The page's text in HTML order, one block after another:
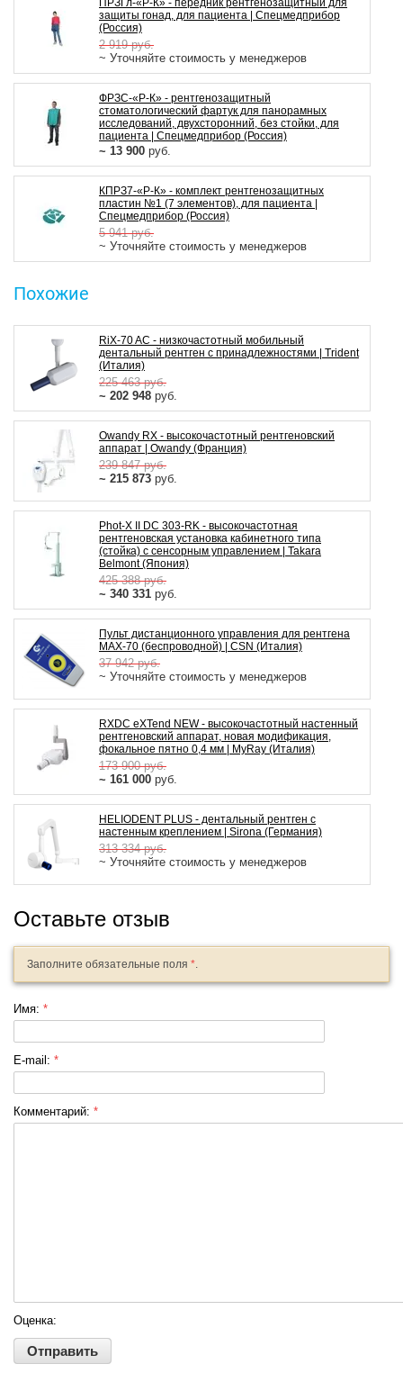
защиты гонад, для пациента | Спецмедприбор
(Россия)
2 919руб.
~ Уточняйте стоимость у менеджеров
ФРЗС-«Р-К» - рентгенозащитный
стоматологический фартук для панорамных
исследований, двухсторонний, без стойки, для
пациента | Спецмедприбор (Россия)
~ 13 900 руб.
КПРЗ7-«Р-К» - комплект рентгенозащитных
пластин №1 (7 элементов), для пациента |
Спецмедприбор (Россия)
5 941руб.
~ Уточняйте стоимость у менеджеров
Похожие
RiX-70 AC - низкочастотный мобильный
дентальный рентген с принадлежностями | Trident
(Италия)
225 463руб.
~ 202 948 руб.
Owandy RX - высокочастотный рентгеновский
аппарат | Owandy (Франция)
239 847руб.
~ 215 873 руб.
Phot-X II DC 303-RK - высокочастотная
рентгеновская установка кабинетного типа
(стойка) с сенсорным управлением | Takara
Belmont (Япония)
425 388руб.
~ 340 331 руб.
Пульт дистанционного управления для рентгена
MAX-70 (беспроводной) | CSN (Италия)
37 942руб.
~ Уточняйте стоимость у менеджеров
RXDC eXTend NEW - высокочастотный настенный
рентгеновский аппарат, новая модификация,
фокальное пятно 0,4 мм | MyRay (Италия)
173 900руб.
~ 161 000 руб.
HELIODENT PLUS - дентальный рентген с
настенным креплением | Sirona (Германия)
313 334руб.
~ Уточняйте стоимость у менеджеров
Оставьте отзыв
Заполните обязательные поля *
Имя: *
E-mail: *
Комментарий: *
Оценка: